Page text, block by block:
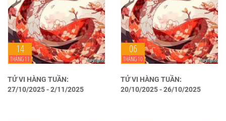
14
THÁNG 11
TỬ VI HÀNG TUẦN:
27/10/2025 - 2/11/2025
06
THÁNG 10
TỬ VI HÀNG TUẦN:
20/10/2025 - 26/10/2025